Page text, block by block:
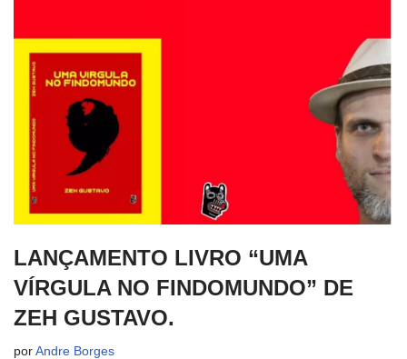
LANÇAMENTO LIVRO “UMA
VÍRGULA NO FINDOMUNDO” DE
ZEH GUSTAVO.
por Andre Borges